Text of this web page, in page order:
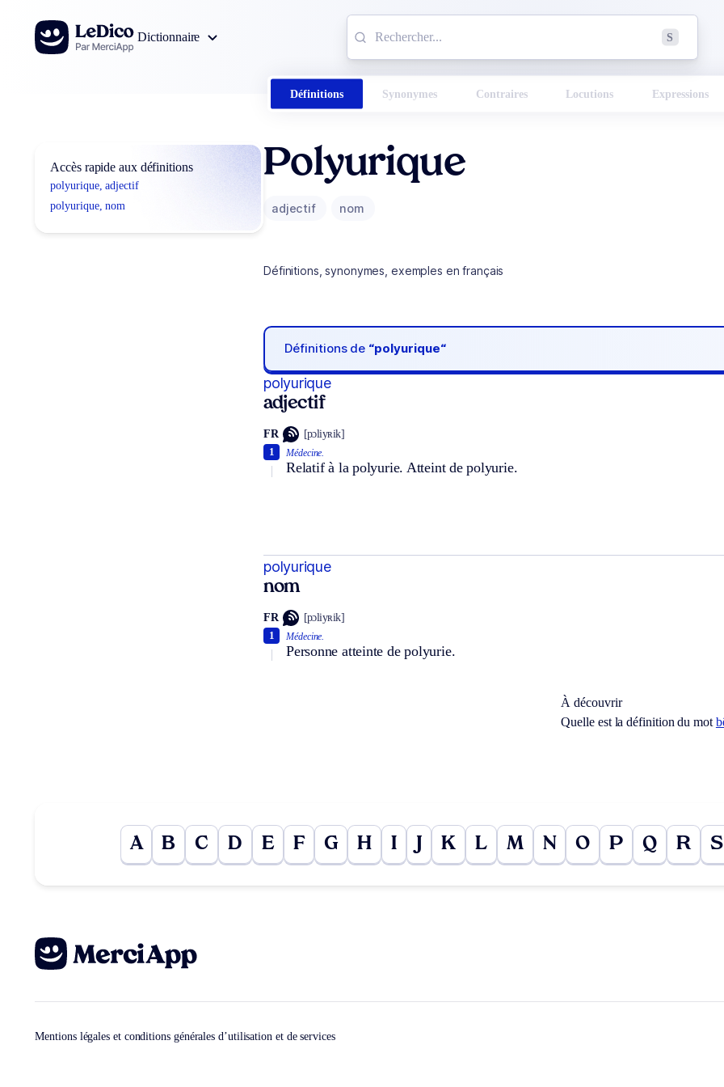
Aller au contenu
Dictionnaire
S
Définitions Synonymes Contraires Locutions Expressions
Accès rapide aux définitions
polyurique, adjectif
polyurique, nom
Polyurique
adjectif nom
Définitions, synonymes, exemples en français
Définitions de “polyurique“
polyurique
adjectif
FR [pɔliyʀik]
Médecine.
Relatif à la polyurie. Atteint de polyurie.
1
polyurique
nom
FR [pɔliyʀik]
Médecine.
Personne atteinte de polyurie.
1
À découvrir
Quelle est la définition du mot
A B C D E F G H I K L M N O P Q R S
Mentions légales et conditions générales d’utilisation et de services